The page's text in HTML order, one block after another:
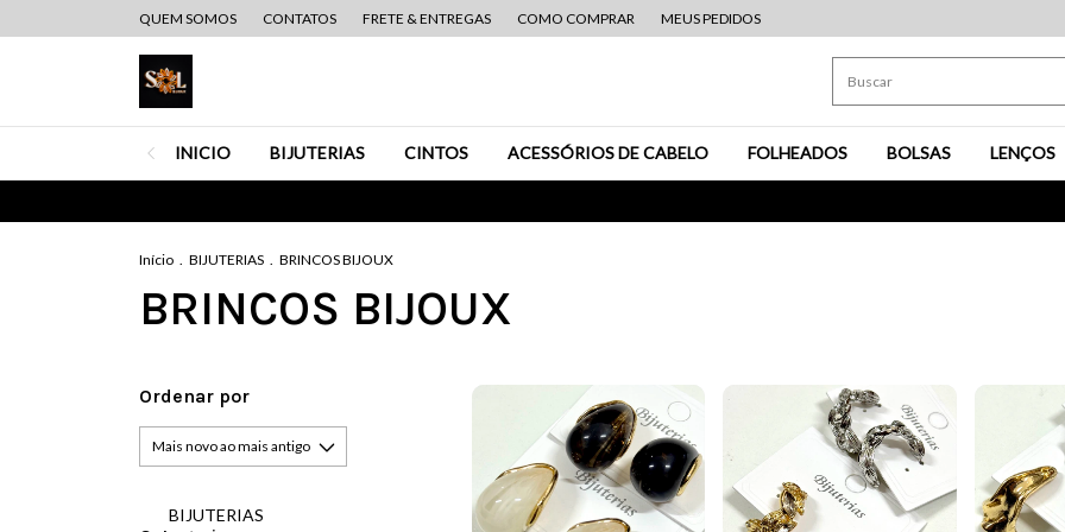
QUEM SOMOS CONTATOS FRETE & ENTREGAS COMO COMPRAR MEUS PEDIDOS
INICIO BIJUTERIAS CINTOS ACESSÓRIOS DE CABELO FOLHEADOS BOLSAS LENÇOS
Início . BIJUTERIAS . BRINCOS BIJOUX
BRINCOS BIJOUX
Ordenar por
BIJUTERIAS